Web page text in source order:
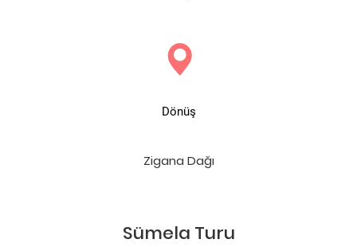
Dönüş
Zigana Dağı
Sümela Turu